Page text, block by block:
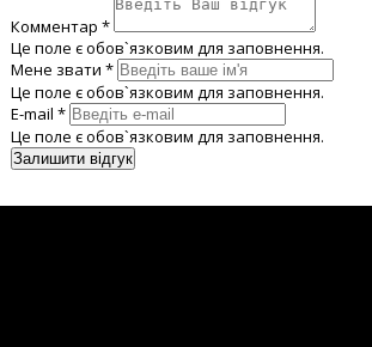
Комментар *
Це поле є обов`язковим для заповнення.
Мене звати *
Це поле є обов`язковим для заповнення.
E-mail *
Це поле є обов`язковим для заповнення.